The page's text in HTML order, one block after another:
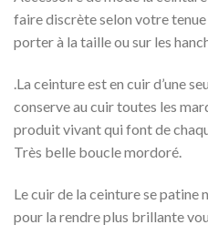
faire discrète selon votre
porter à la taille ou sur les
.La ceinture est en cuir d’une
conserve au cuir toutes les
produit vivant qui font de
Très belle boucle mordoré.
Le cuir de la ceinture se patine
pour la rendre plus brillante